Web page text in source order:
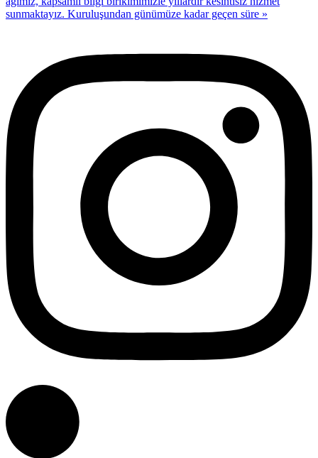
sunmaktayız. Kuruluşundan günümüze kadar geçen süre »